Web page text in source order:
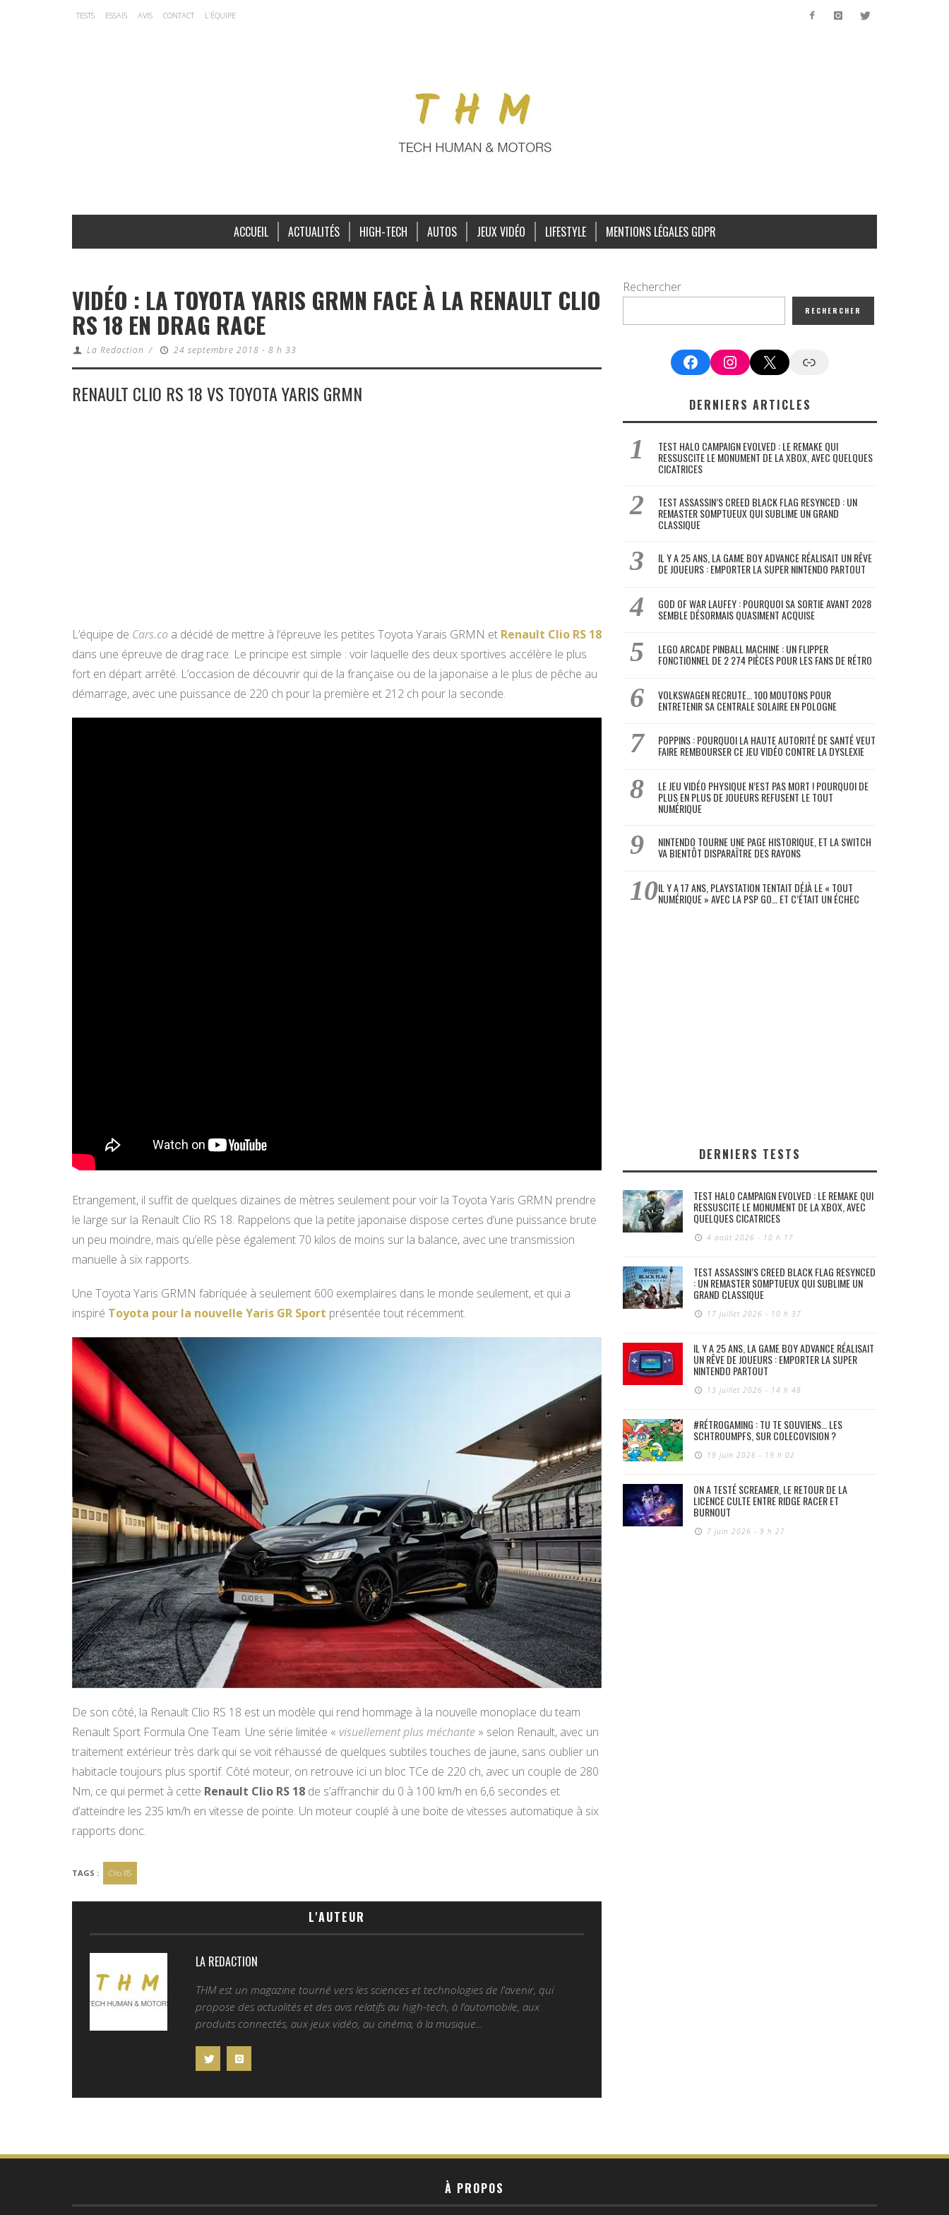
TESTS ESSAIS AVIS CONTACT L’ÉQUIPE
ACCUEIL ACTUALITÉS HIGH-TECH AUTOS JEUX VIDÉO LIFESTYLE MENTIONS LÉGALES GDPR
VIDÉO : LA TOYOTA YARIS GRMN FACE À LA RENAULT CLIO
RS 18 EN DRAG RACE
La Redaction / 24 septembre 2018 - 8 h 33
RENAULT CLIO RS 18 VS TOYOTA YARIS GRMN
L’équipe de Cars.co a décidé de mettre à l’épreuve les petites Toyota Yarais GRMN et Renault Clio RS 18
dans une épreuve de drag race. Le principe est simple : voir laquelle des deux sportives accélère le plus
fort en départ arrêté. L’occasion de découvrir qui de la française ou de la japonaise a le plus de pêche au
démarrage, avec une puissance de 220 ch pour la première et 212 ch pour la seconde.
Etrangement, il suffit de quelques dizaines de mètres seulement pour voir la Toyota Yaris GRMN prendre
le large sur la Renault Clio RS 18. Rappelons que la petite japonaise dispose certes d’une puissance brute
un peu moindre, mais qu’elle pèse également 70 kilos de moins sur la balance, avec une transmission
manuelle à six rapports.
Une Toyota Yaris GRMN fabriquée à seulement 600 exemplaires dans le monde seulement, et qui a
inspiré Toyota pour la nouvelle Yaris GR Sport présentée tout récemment.
De son côté, la Renault Clio RS 18 est un modèle qui rend hommage à la nouvelle monoplace du team
Renault Sport Formula One Team. Une série limitée « visuellement plus méchante » selon Renault, avec un
traitement extérieur très dark qui se voit réhaussé de quelques subtiles touches de jaune, sans oublier un
habitacle toujours plus sportif. Côté moteur, on retrouve ici un bloc TCe de 220 ch, avec un couple de 280
Nm, ce qui permet à cette Renault Clio RS 18 de s’affranchir du 0 à 100 km/h en 6,6 secondes et
d’atteindre les 235 km/h en vitesse de pointe. Un moteur couplé à une boite de vitesses automatique à six
rapports donc.
TAGS : Clio RS
L'AUTEUR
LA REDACTION
THM est un magazine tourné vers les sciences et technologies de l'avenir, qui
propose des actualités et des avis relatifs au high-tech, à l’automobile, aux
produits connectés, aux jeux vidéo, au cinéma, à la musique...
Rechercher
RECHERCHER
FacebookInstagram
X Google News
DERNIERS ARTICLES
TEST HALO CAMPAIGN EVOLVED : LE REMAKE QUI
RESSUSCITE LE MONUMENT DE LA XBOX, AVEC QUELQUES
CICATRICES
TEST ASSASSIN’S CREED BLACK FLAG RESYNCED : UN
REMASTER SOMPTUEUX QUI SUBLIME UN GRAND
CLASSIQUE
IL Y A 25 ANS, LA GAME BOY ADVANCE RÉALISAIT UN RÊVE
DE JOUEURS : EMPORTER LA SUPER NINTENDO PARTOUT
GOD OF WAR LAUFEY : POURQUOI SA SORTIE AVANT 2028
SEMBLE DÉSORMAIS QUASIMENT ACQUISE
LEGO ARCADE PINBALL MACHINE : UN FLIPPER
FONCTIONNEL DE 2 274 PIÈCES POUR LES FANS DE RÉTRO
VOLKSWAGEN RECRUTE… 100 MOUTONS POUR
ENTRETENIR SA CENTRALE SOLAIRE EN POLOGNE
POPPINS : POURQUOI LA HAUTE AUTORITÉ DE SANTÉ VEUT
FAIRE REMBOURSER CE JEU VIDÉO CONTRE LA DYSLEXIE
LE JEU VIDÉO PHYSIQUE N’EST PAS MORT ! POURQUOI DE
PLUS EN PLUS DE JOUEURS REFUSENT LE TOUT
NUMÉRIQUE
NINTENDO TOURNE UNE PAGE HISTORIQUE, ET LA SWITCH
VA BIENTÔT DISPARAÎTRE DES RAYONS
IL Y A 17 ANS, PLAYSTATION TENTAIT DÉJÀ LE « TOUT
NUMÉRIQUE » AVEC LA PSP GO… ET C’ÉTAIT UN ÉCHEC
DERNIERS TESTS
TEST HALO CAMPAIGN EVOLVED : LE REMAKE QUI
RESSUSCITE LE MONUMENT DE LA XBOX, AVEC
QUELQUES CICATRICES
4 août 2026 - 10 h 17
TEST ASSASSIN’S CREED BLACK FLAG RESYNCED
: UN REMASTER SOMPTUEUX QUI SUBLIME UN
GRAND CLASSIQUE
17 juillet 2026 - 10 h 37
IL Y A 25 ANS, LA GAME BOY ADVANCE RÉALISAIT
UN RÊVE DE JOUEURS : EMPORTER LA SUPER
NINTENDO PARTOUT
13 juillet 2026 - 14 h 48
#RÉTROGAMING : TU TE SOUVIENS… LES
SCHTROUMPFS, SUR COLECOVISION ?
19 juin 2026 - 19 h 02
ON A TESTÉ SCREAMER, LE RETOUR DE LA
LICENCE CULTE ENTRE RIDGE RACER ET
BURNOUT
7 juin 2026 - 9 h 27
À PROPOS